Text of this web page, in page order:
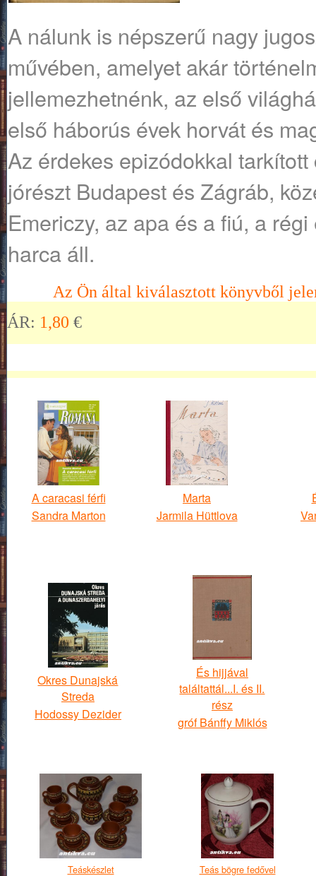
A nálunk is népszerű nagy
művében, amelyet akár
jellemezhetnénk, az első
első háborús évek horvát és
Az érdekes epizódokkal
jórészt Budapest és Zágráb,
Emericzy, az apa és a fiú, a
harca áll.
Az Ön által kiválasztott könyvből
ÁR: 1,80 €
A caracasi férfi
Sandra Marton
Marta
Jarmila Hüttlova
Okres Dunajská
Streda
Hodossy Dezider
És hijjával
találtattál...I. és II.
rész
gróf Bánffy Miklós
Teáskészlet Teás bögre fedővel